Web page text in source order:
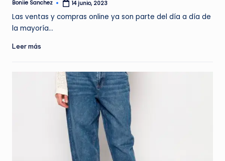
Publicado
Boniie Sanchez 14 junio, 2023
Las ventas y compras online ya son parte del día a día de
la mayoría…
Leer más